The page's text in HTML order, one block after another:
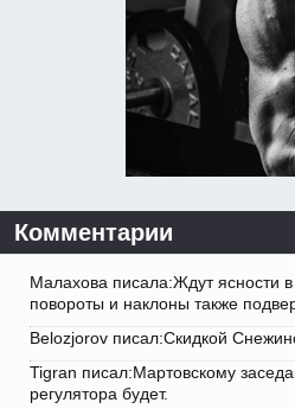
Комментарии
Малахова писала:Ждут ясности
повороты и наклоны также
Belozjorov писал:Скидкой
Tigran писал:Мартовскому
регулятора будет.